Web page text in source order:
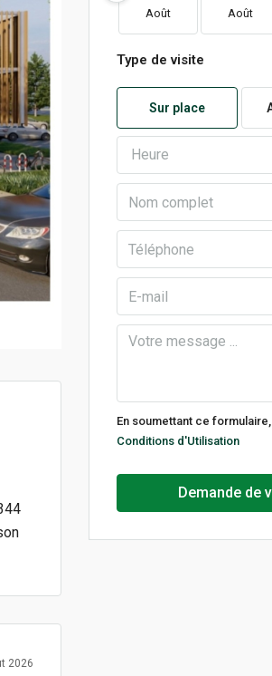
2026
Août Août
Type de visite
Sur place
Heure
En soumettant ce
Conditions d'Utilisation
Demande de